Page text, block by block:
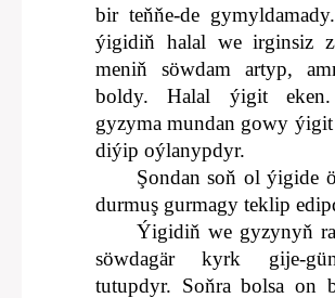
bir teňňe-de
ýigidiň halal we irginsiz
meniň söwdam artyp,
boldy. Halal ýigit
gyzyma mundan gowy
diýip oýlanypdyr.
Şondan soň ol ýigide
durmuş gurmagy teklip
Ýigidiň we gyzynyň
söwdagär kyrk gije-
tutupdyr. Soňra bolsa on